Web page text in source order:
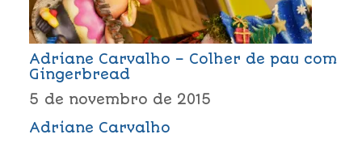
Adriane Carvalho – Colher de pau com
Gingerbread
5 de novembro de 2015
Adriane Carvalho